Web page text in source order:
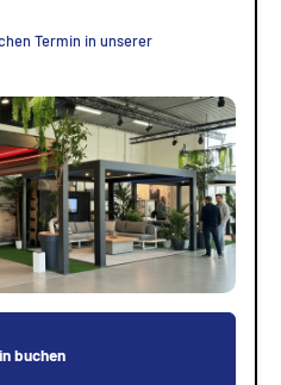
Termin in unserer
buchen